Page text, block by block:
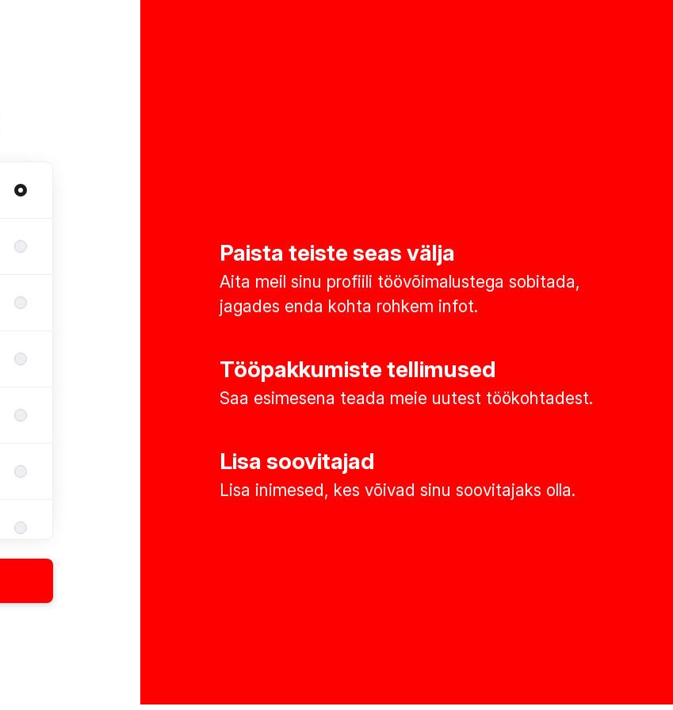
Paista teiste seas välja
Aita meil sinu profiili töövõimalustega sobitada,
jagades enda kohta rohkem infot.
Tööpakkumiste tellimused
Saa esimesena teada meie uutest töökohtadest.
Lisa soovitajad
Lisa inimesed, kes võivad sinu soovitajaks olla.